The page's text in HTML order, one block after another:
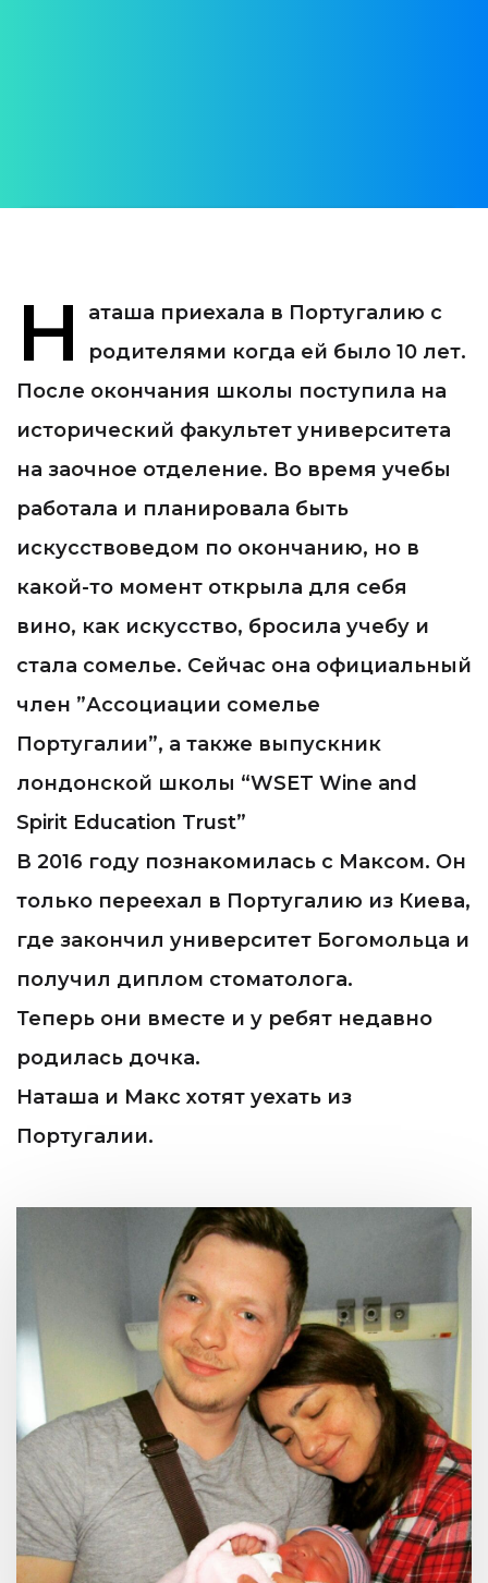
Н
аташа приехала в Португалию с
родителями когда ей было 10 лет.
После окончания школы поступила на
исторический факультет университета
на заочное отделение. Во время учебы
работала и планировала быть
искусствоведом по окончанию, но в
какой-то момент открыла для себя
вино, как искусство, бросила учебу и
стала сомелье. Сейчас она официальный
член ”Ассоциации сомелье
Португалии”, а также выпускник
лондонской школы “WSET Wine and
Spirit Education Trust”
В 2016 году познакомилась с Максом. Он
только переехал в Португалию из Киева,
где закончил университет Богомольца и
получил диплом стоматолога.
Теперь они вместе и у ребят недавно
родилась дочка.
Наташа и Макс хотят уехать из
Португалии.